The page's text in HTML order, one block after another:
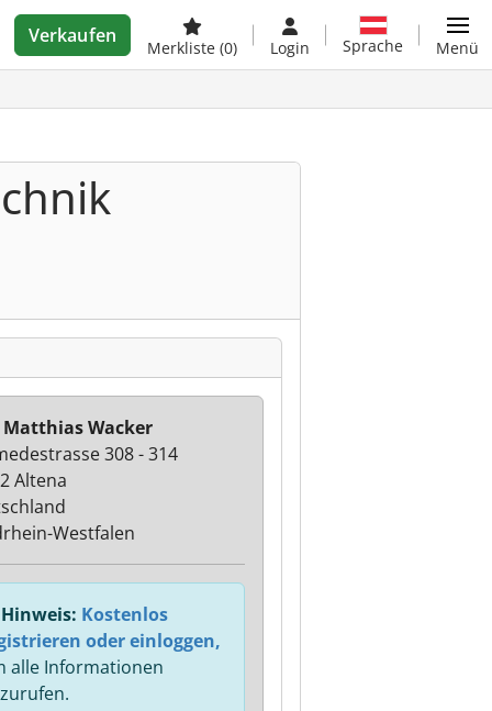
Verkaufen
Merkliste (0) Login Sprache Menü
Wacker
308 - 314
Altena
Westfalen
Kostenlos
oder einloggen,
alle Informationen